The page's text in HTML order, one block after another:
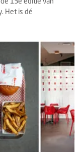
Het is dé